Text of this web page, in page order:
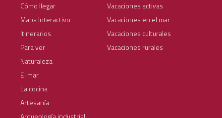
Cómo llegar
Mapa Interactivo
Itinerarios
Para ver
Naturaleza
El mar
La cocina
Artesanía
Vacaciones activas
Vacaciones en el mar
Vacaciones culturales
Vacaciones rurales